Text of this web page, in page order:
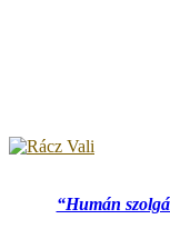
“Humán